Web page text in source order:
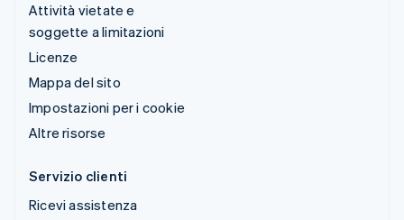
Attività vietate e
soggette a limitazioni
Licenze
Mappa del sito
Impostazioni per i cookie
Altre risorse
Servizio clienti
Ricevi assistenza